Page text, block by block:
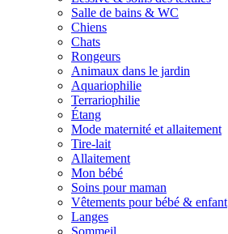
Salle de bains & WC
Chiens
Chats
Rongeurs
Animaux dans le jardin
Aquariophilie
Terrariophilie
Étang
Mode maternité et allaitement
Tire-lait
Allaitement
Mon bébé
Soins pour maman
Vêtements pour bébé & enfant
Langes
Sommeil